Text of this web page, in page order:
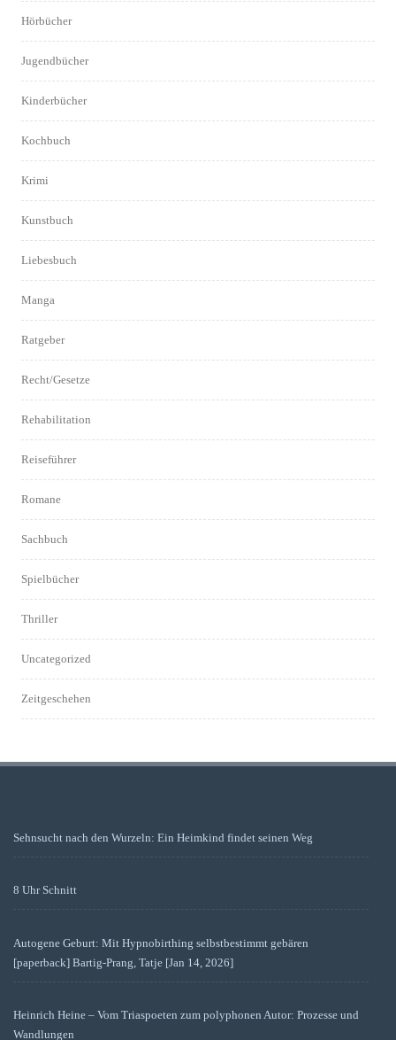
Hörbücher
Jugendbücher
Kinderbücher
Kochbuch
Krimi
Kunstbuch
Liebesbuch
Manga
Ratgeber
Recht/Gesetze
Rehabilitation
Reiseführer
Romane
Sachbuch
Spielbücher
Thriller
Uncategorized
Zeitgeschehen
Sehnsucht nach den Wurzeln: Ein Heimkind findet seinen Weg
8 Uhr Schnitt
Autogene Geburt: Mit Hypnobirthing selbstbestimmt gebären
[paperback] Bartig-Prang, Tatje [Jan 14, 2026]
Heinrich Heine – Vom Triaspoeten zum polyphonen Autor: Prozesse und
Wandlungen